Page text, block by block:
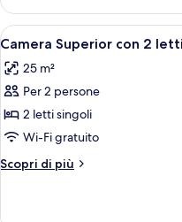
Standard
con
2
singoli
Apri
tutte
le
foto
per
Camera
Superior
con
letti
1
Camera Superior con 2
25 m²
Per 2 persone
2 letti singoli
Wi-Fi gratuito
Scopri di più
Altri